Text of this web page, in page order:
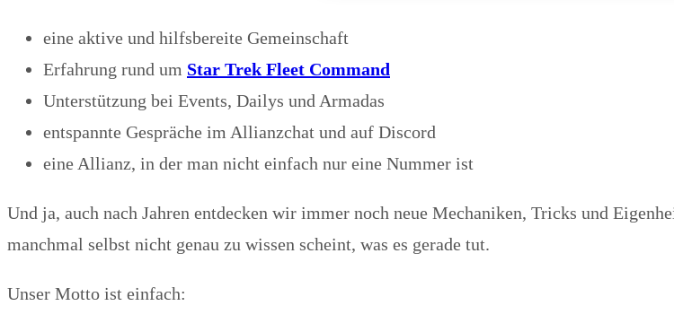
eine aktive und hilfsbereite Gemeinschaft
Erfahrung rund um Star Trek Fleet Command
Unterstützung bei Events, Dailys und Armadas
entspannte Gespräche im Allianzchat und auf Discord
eine Allianz, in der man nicht einfach nur eine Nummer ist
Und ja, auch nach Jahren entdecken wir immer noch neue Mechaniken, Tricks und
manchmal selbst nicht genau zu wissen scheint, was es gerade tut.
Unser Motto ist einfach: